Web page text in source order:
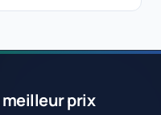
prix